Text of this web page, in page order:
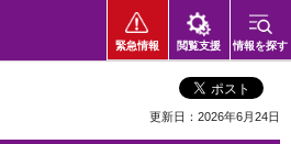
緊急情報 閲覧支援 情報を探す
更新日：2026年6月24日